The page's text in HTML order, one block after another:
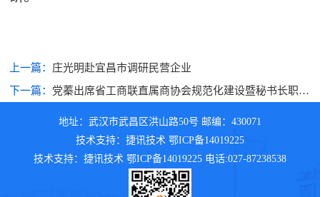
上一篇： 庄光明赴宜昌市调研民营企业
下一篇： 党蓁出席省工商联直属商协会规范化建设暨秘书长职业
地址：武汉市武昌区洪山路50号 邮编：430071
技术支持：捷讯技术 鄂ICP备14019225
技术支持：捷讯技术 鄂ICP备14019225 电话:027-87238538